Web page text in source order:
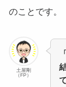
のことです。
土屋剛
（FP）